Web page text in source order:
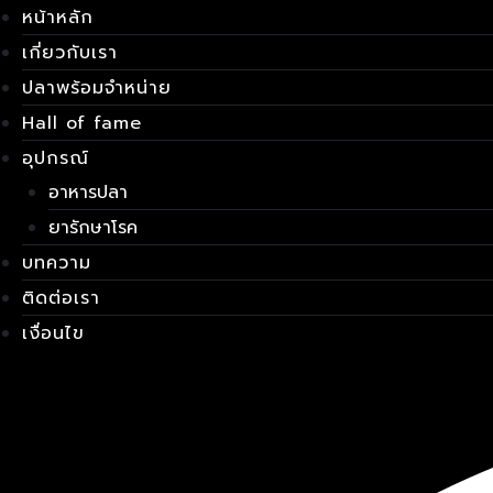
Skip
to
content
หน้าหลัก
เกี่ยวกับเรา
ปลาพร้อมจำหน่าย
Hall of fame
อุปกรณ์
อาหารปลา
ยารักษาโรค
บทความ
ติดต่อเรา
เงื่อนไข
เมนู